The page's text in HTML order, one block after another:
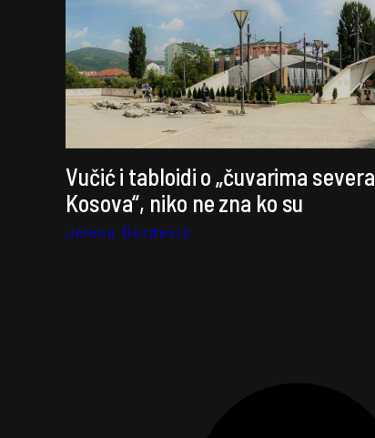
Vučić i tabloidi o „čuvarima severa
Kosova“, niko ne zna ko su
Jelena Đorđević